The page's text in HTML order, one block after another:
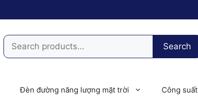
Search
for:
Search
Đèn đường năng lượng mặt trời Công suất